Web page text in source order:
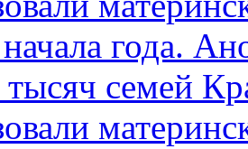
года.
семей